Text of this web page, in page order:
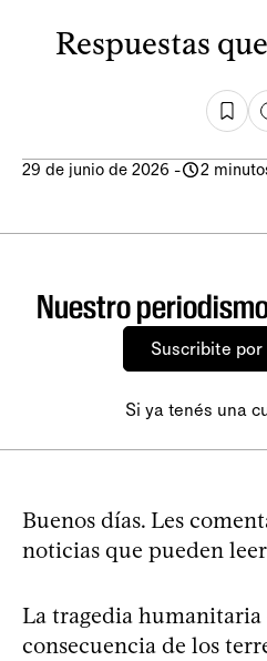
Respuestas
29 de junio de 2026 - 2
Nuestro
Suscribite por
Si ya tenés una
Buenos días. Les
noticias que pueden
La tragedia humanitaria
consecuencia de los